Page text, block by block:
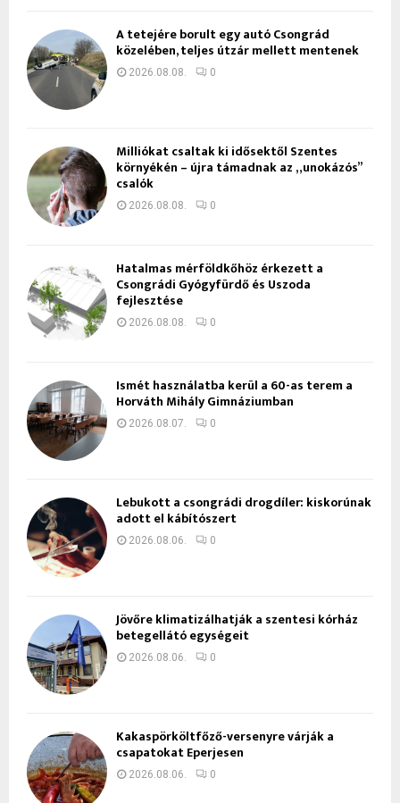
A tetejére borult egy autó Csongrád
közelében, teljes útzár mellett mentenek
2026.08.08. 0
Milliókat csaltak ki idősektől Szentes
környékén – újra támadnak az „unokázós”
csalók
2026.08.08. 0
Hatalmas mérföldkőhöz érkezett a
Csongrádi Gyógyfürdő és Uszoda
fejlesztése
2026.08.08. 0
Ismét használatba kerül a 60-as terem a
Horváth Mihály Gimnáziumban
2026.08.07. 0
Lebukott a csongrádi drogdíler: kiskorúnak
adott el kábítószert
2026.08.06. 0
Jövőre klimatizálhatják a szentesi kórház
betegellátó egységeit
2026.08.06. 0
Kakaspörköltfőző-versenyre várják a
csapatokat Eperjesen
2026.08.06. 0